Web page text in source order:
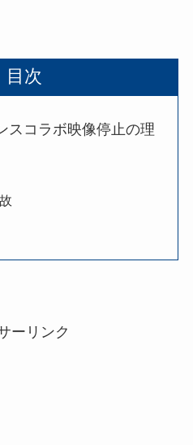
目次
スコラボ映像停止の理
ーリンク